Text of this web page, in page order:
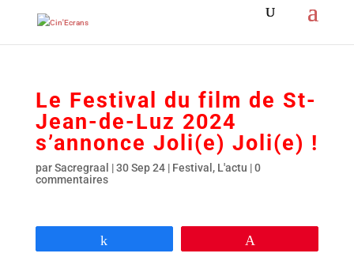
Le Festival du film de St-
Jean-de-Luz 2024
s’annonce Joli(e) Joli(e) !
parSacregraal |30 Sep 24| Festival , L'actu |0
commentaires